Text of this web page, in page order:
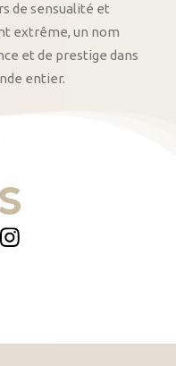
de sensualité et
extrême, un nom
et de prestige dans
entier.